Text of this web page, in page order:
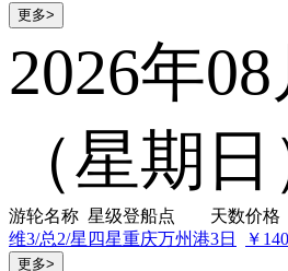
更多>
2026年08
（星期日
游轮名称 星级登船点 天数价格
维3/总2/星 四星重庆万州港3日 ￥
更多>